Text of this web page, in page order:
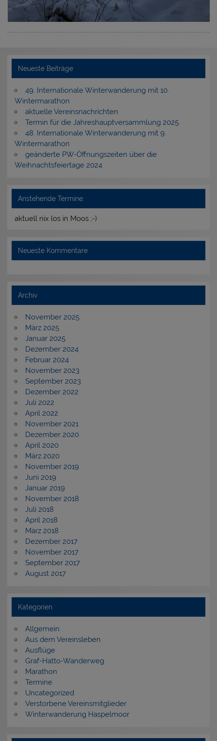
Neueste Beiträge
49. Internationale Winterwanderung mit 10.
Wintermarathon
aktuelle Vereinsnachrichten
Termin für die Jahreshauptversammlung 2025
48. Internationale Winterwanderung mit 9.
Wintermarathon
geänderte PW-Öffnungszeiten über die
Weihnachtsfeiertage 2024
Anstehende Termine:
aktuell nix los in Moos ;-)
Neueste Kommentare
Archiv
November 2025
März 2025
Januar 2025
Dezember 2024
Februar 2024
November 2023
September 2023
Dezember 2022
Juli 2022
April 2022
November 2021
Dezember 2020
April 2020
März 2020
November 2019
Juni 2019
Januar 2019
November 2018
Juli 2018
April 2018
März 2018
Dezember 2017
November 2017
September 2017
August 2017
Kategorien
Allgemein
Aus dem Vereinsleben
Ausflüge
Graf-Hatto-Wanderweg
Marathon
Termine
Uncategorized
Verstorbene Vereinsmitglieder
Winterwanderung Haspelmoor